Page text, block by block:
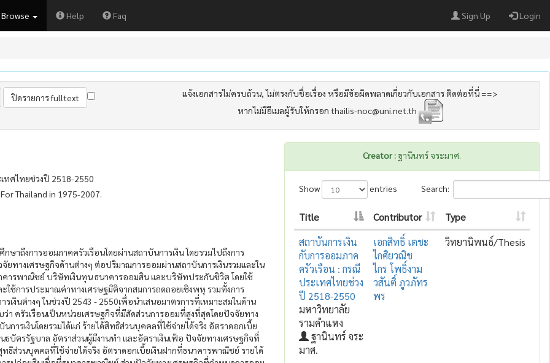
Browse Help Faq Sign Up Login
แจ้งเอกสารไม่ครบถ้วน, ไม่ตรงกับชื่อเรื่อง หรือมีข้อผิดพลาดเกี่ยวกับเอกสาร ติดต่อที่นี่ ==>
หากไม่มีอีเมลผู้รับให้กรอก thailis-noc@uni.net.th
ทศไทยช่วงปี 2518-2550
Thailand in 1975-2007.
าถึงการออมภาคครัวเรือนโดยผ่านสถาบันการเงิน โดยรวมไปถึงการ
ทางเศรษฐกิจด้านต่างๆ ต่อปริมาณการออมผ่านสถาบันการเงินรวมและใน
คารพาณิชย์ บริษัทเงินทุน ธนาคารออมสิน และบริษัทประกันชิวิต โดยใช้
ใช้การประมาณค่าทางเศรษฐมิติจากสมการถดถอยเชิงพหุ รวมทั้งการ
เงินต่างๆ ในช่วงปี 2543 - 2550เพื่อนำเสนอมาตรการที่เหมาะสมในด้าน
า ครัวเรือนเป็นหน่วยเศรษฐกิจที่มีสัดส่วนการออมที่สูงที่สุดโดยปัจจัยทาง
ารเงินโดยรวมได้แก่ ร้ายได้สิทธิส่วนบุคคลที่ใช้จ่ายได้จริง อัตราดอกเบี้ย
ตรรัฐบาล อัตราส่วนผู้มีงานทำ และอัตราเงินเฟ้อ ปัจจัยทางเศรษฐกิจที่
ส่วนบุคคลที่ใช้จ่ายได้จริง อัตราดอกเบี้ยเงินฝากที่ธนาคารพาณิชย์ รายได้
Creator : ฐานินทร์ จระมาศ.
Show entries Search:
Title Contributor
Type
สถาบันการเงิน
กับการออมภาค
ครัวเรือน : กรณี
ประเทศไทยช่วง
ปี 2518-2550
มหาวิทยาลัย
รามคำแหง
ฐานินทร์ จระ
มาศ.
เอกสิทธิ์ เตชะ
ไกศิยวณิช
ไกร โพธิ์งาม
วสันติ์ ภูวภัทร
พร
วิทยานิพนธ์/Thesis